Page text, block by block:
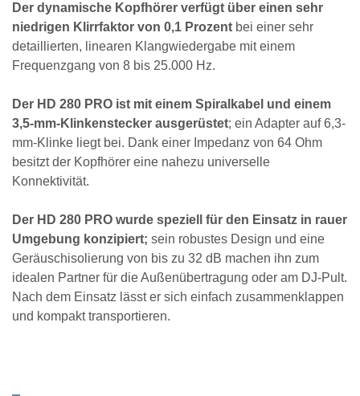
Der dynamische Kopfhörer verfügt über einen sehr
niedrigen Klirrfaktor von 0,1 Prozent bei einer sehr
detaillierten, linearen Klangwiedergabe mit einem
Frequenzgang von 8 bis 25.000 Hz.
Der HD 280 PRO ist mit einem Spiralkabel und einem
3,5-mm-Klinkenstecker ausgerüstet; ein Adapter auf 6,3-
mm-Klinke liegt bei. Dank einer Impedanz von 64 Ohm
besitzt der Kopfhörer eine nahezu universelle
Konnektivität.
Der HD 280 PRO wurde speziell für den Einsatz in rauer
Umgebung konzipiert; sein robustes Design und eine
Geräuschisolierung von bis zu 32 dB machen ihn zum
idealen Partner für die Außenübertragung oder am DJ-Pult.
Nach dem Einsatz lässt er sich einfach zusammenklappen
und kompakt transportieren.